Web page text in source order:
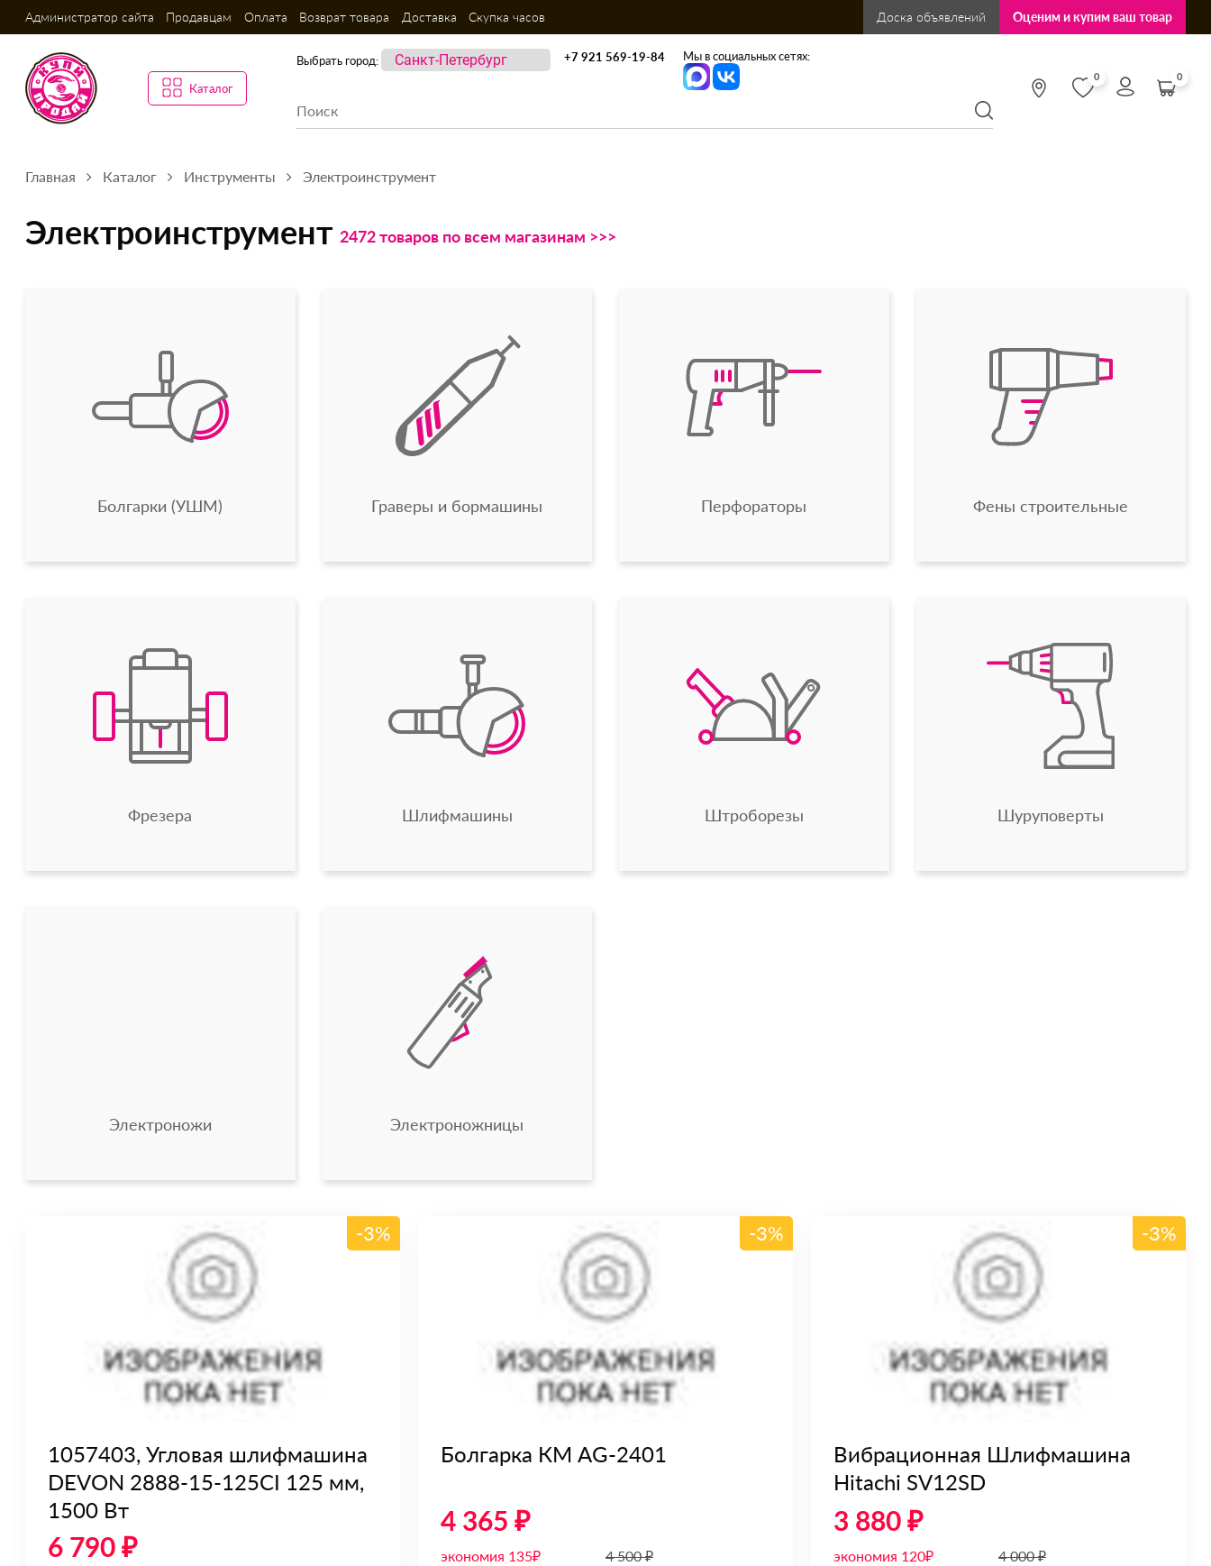
Администратор сайта Продавцам Оплата Возврат товара Доставка Скупка часов Доска объявлений Оценим и купим ваш товар
Каталог
Выбрать город: +7 921 569-19-84 Мы в социальных сетях:
0 0
Главная Каталог Инструменты Электроинструмент
Электроинструмент 2472 товаров по всем магазинам >>>
Болгарки (УШМ) Граверы и бормашины Перфораторы Фены строительные
Фрезера Шлифмашины Штроборезы Шуруповерты
Электроножи Электроножницы
-3%
1057403, Угловая шлифмашина
DEVON 2888-15-125CI 125 мм,
1500 Вт
6 790 ₽
-3%
Болгарка КМ AG-2401
4 365 ₽
экономия 135₽ 4 500 ₽
-3%
Вибрационная Шлифмашина
Hitachi SV12SD
3 880 ₽
экономия 120₽ 4 000 ₽